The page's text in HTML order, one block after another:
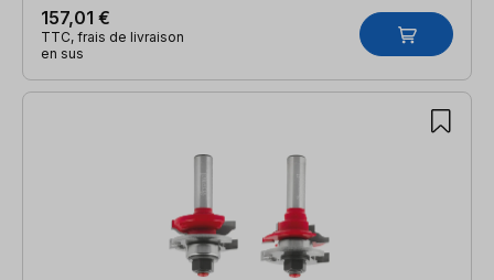
157,01 €
TTC, frais de livraison
en sus